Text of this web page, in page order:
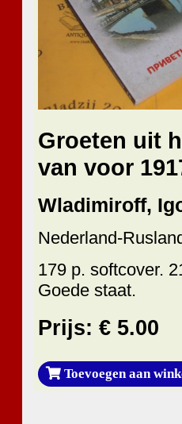
Groeten uit
van voor
Wladimiroff,
Nederland-
179 p. softcover.
Goede staat.
Prijs: € 5.00
Toevoegen aan